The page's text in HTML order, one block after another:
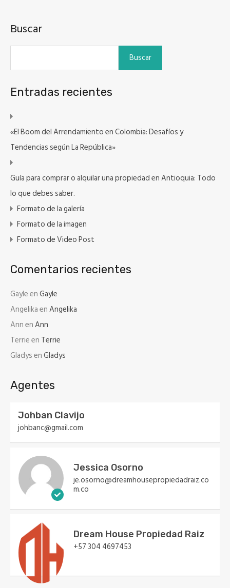
Buscar
Buscar
Entradas recientes
«El Boom del Arrendamiento en Colombia: Desafíos y
Tendencias según La República»
Guía para comprar o alquilar una propiedad en Antioquia: Todo
lo que debes saber.
Formato de la galería
Formato de la imagen
Formato de Video Post
Comentarios recientes
GayleenGayle
AngelikaenAngelika
AnnenAnn
Terrieen Terrie
GladysenGladys
Agentes
Johban Clavijo
johbanc@gmail.com
Jessica Osorno
je.osorno@dreamhousepropiedadraiz.co
m.co
Dream House Propiedad Raiz
+57 304 4697453